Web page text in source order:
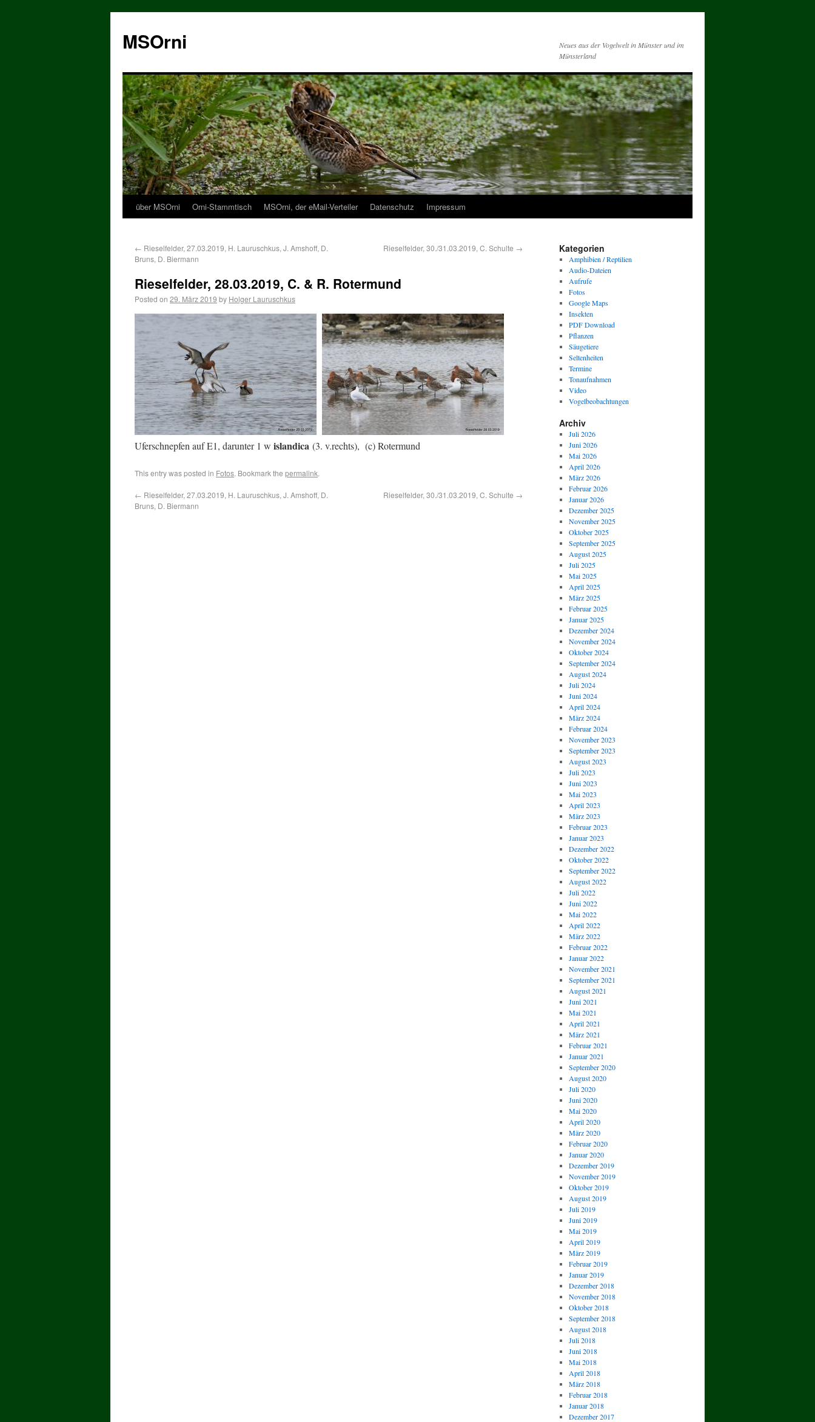
MSOrni
Neues aus der Vogelwelt in Münster und im
Münsterland
über MSOrni Orni-Stammtisch MSOrni, der eMail-Verteiler Datenschutz Impressum
← Rieselfelder, 27.03.2019, H. Lauruschkus, J. Amshoff, D.
Bruns, D. Biermann
Rieselfelder, 30./31.03.2019, C. Schulte →
Rieselfelder, 28.03.2019, C. & R. Rotermund
Posted on 29. März 2019 by Holger Lauruschkus
Uferschnepfen auf E1, darunter 1 w islandica (3. v.rechts), (c) Rotermund
This entry was posted in Fotos. Bookmark the permalink.
← Rieselfelder, 27.03.2019, H. Lauruschkus, J. Amshoff, D.
Bruns, D. Biermann
Rieselfelder, 30./31.03.2019, C. Schulte →
Kategorien
Amphibien / Reptilien
Audio-Dateien
Aufrufe
Fotos
Google Maps
Insekten
PDF Download
Pflanzen
Säugetiere
Seltenheiten
Termine
Tonaufnahmen
Video
Vogelbeobachtungen
Archiv
Juli 2026
Juni 2026
Mai 2026
April 2026
März 2026
Februar 2026
Januar 2026
Dezember 2025
November 2025
Oktober 2025
September 2025
August 2025
Juli 2025
Mai 2025
April 2025
März 2025
Februar 2025
Januar 2025
Dezember 2024
November 2024
Oktober 2024
September 2024
August 2024
Juli 2024
Juni 2024
April 2024
März 2024
Februar 2024
November 2023
September 2023
August 2023
Juli 2023
Juni 2023
Mai 2023
April 2023
März 2023
Februar 2023
Januar 2023
Dezember 2022
Oktober 2022
September 2022
August 2022
Juli 2022
Juni 2022
Mai 2022
April 2022
März 2022
Februar 2022
Januar 2022
November 2021
September 2021
August 2021
Juni 2021
Mai 2021
April 2021
März 2021
Februar 2021
Januar 2021
September 2020
August 2020
Juli 2020
Juni 2020
Mai 2020
April 2020
März 2020
Februar 2020
Januar 2020
Dezember 2019
November 2019
Oktober 2019
August 2019
Juli 2019
Juni 2019
Mai 2019
April 2019
März 2019
Februar 2019
Januar 2019
Dezember 2018
November 2018
Oktober 2018
September 2018
August 2018
Juli 2018
Juni 2018
Mai 2018
April 2018
März 2018
Februar 2018
Januar 2018
Dezember 2017